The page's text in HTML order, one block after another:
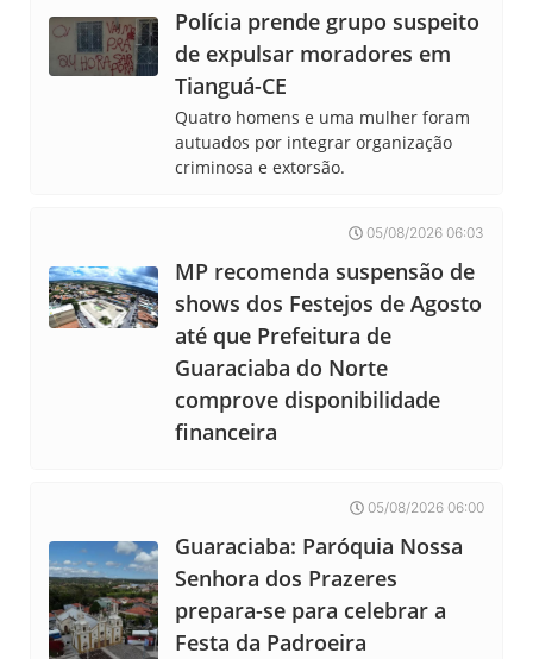
Polícia prende grupo suspeito
de expulsar moradores em
Tianguá-CE
Quatro homens e uma mulher foram
autuados por integrar organização
criminosa e extorsão.
05/08/2026 06:03
MP recomenda suspensão de
shows dos Festejos de Agosto
até que Prefeitura de
Guaraciaba do Norte
comprove disponibilidade
financeira
05/08/2026 06:00
Guaraciaba: Paróquia Nossa
Senhora dos Prazeres
prepara-se para celebrar a
Festa da Padroeira